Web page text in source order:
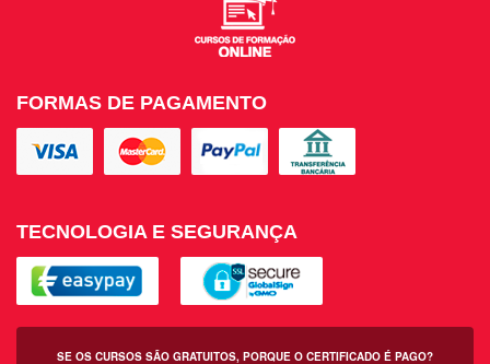
FORMAS DE PAGAMENTO
TECNOLOGIA E SEGURANÇA
SE OS CURSOS SÃO GRATUITOS, PORQUE O CERTIFICADO É PAGO?